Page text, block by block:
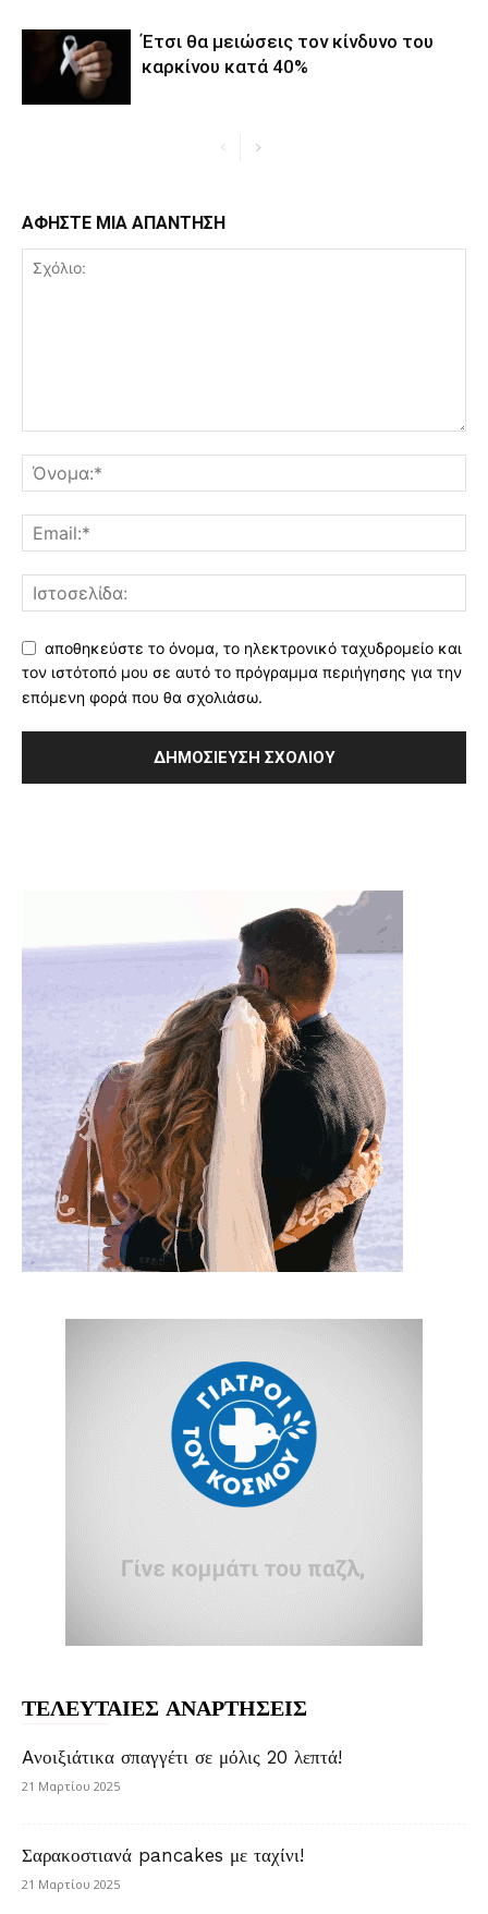
Έτσι θα μειώσεις τον κίνδυνο του
καρκίνου κατά 40%
ΑΦΗΣΤΕ ΜΙΑ ΑΠΑΝΤΗΣΗ
αποθηκεύστε το όνομα, το ηλεκτρονικό ταχυδρομείο και
τον ιστότοπό μου σε αυτό το πρόγραμμα περιήγησης για την
επόμενη φορά που θα σχολιάσω.
ΤΕΛΕΥΤΑΙΕΣ ΑΝΑΡΤΗΣΕΙΣ
Aνοιξιάτικα σπαγγέτι σε μόλις 20 λεπτά!
21 Μαρτίου 2025
Σαρακοστιανά pancakes με ταχίνι!
21 Μαρτίου 2025